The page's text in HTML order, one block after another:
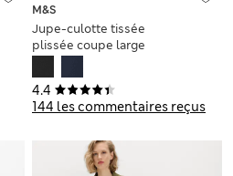
4.4
144 les commentaires reçus
M&S
Jupe-culotte tissée
plissée coupe large